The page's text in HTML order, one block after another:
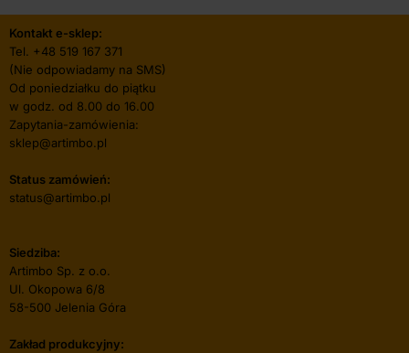
Kontakt e-sklep:
Tel. +48 519 167 371
(Nie odpowiadamy na SMS)
Od poniedziałku do piątku
w godz. od 8.00 do 16.00
Zapytania-zamówienia:
sklep@artimbo.pl
Status zamówień:
status@artimbo.pl
Siedziba:
Artimbo Sp. z o.o.
Ul. Okopowa 6/8
58-500 Jelenia Góra
Zakład produkcyjny: